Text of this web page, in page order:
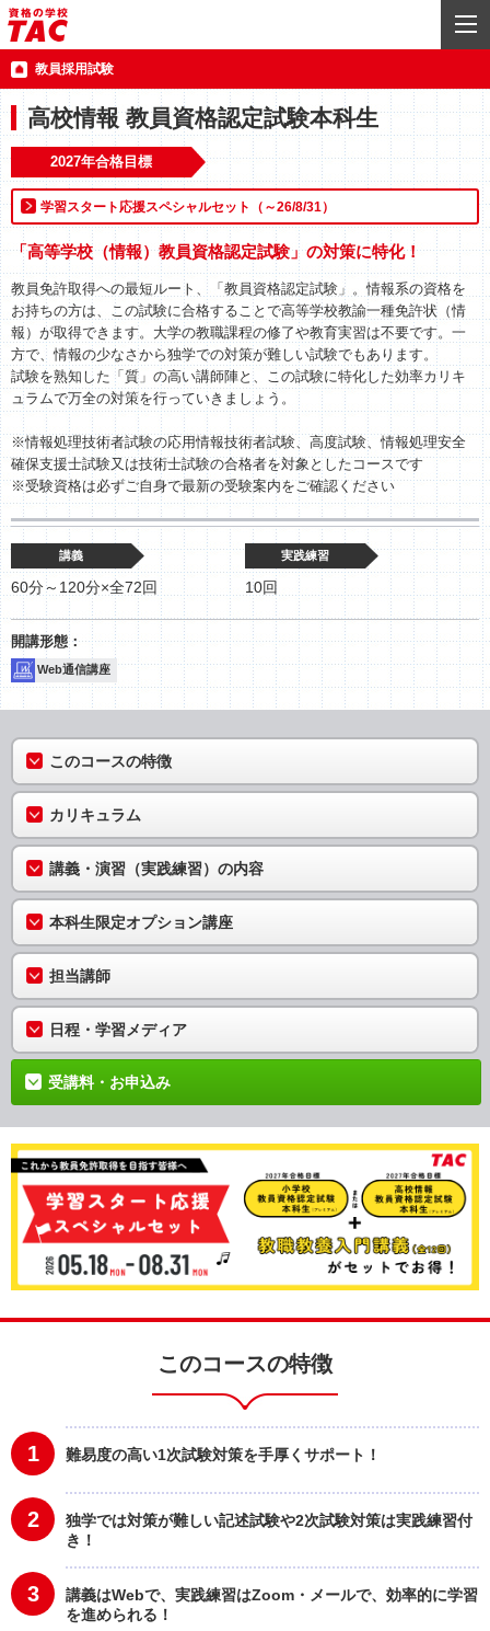
教員採用試験
高校情報 教員資格認定試験本科生
2027年合格目標
学習スタート応援スペシャルセット（～26/8/31）
「高等学校（情報）教員資格認定試験」の対策に特化！
教員免許取得への最短ルート、「教員資格認定試験」。情報系の資格を
お持ちの方は、この試験に合格することで高等学校教諭一種免許状（情
報）が取得できます。大学の教職課程の修了や教育実習は不要です。一
方で、情報の少なさから独学での対策が難しい試験でもあります。
試験を熟知した「質」の高い講師陣と、この試験に特化した効率カリキ
ュラムで万全の対策を行っていきましょう。
※情報処理技術者試験の応用情報技術者試験、高度試験、情報処理安全
確保支援士試験又は技術士試験の合格者を対象としたコースです
※受験資格は必ずご自身で最新の受験案内をご確認ください
講義
60分～120分×全72回
実践練習
10回
Web通信講座
このコースの特徴
カリキュラム
講義・演習（実践練習）の内容
本科生限定オプション講座
担当講師
日程・学習メディア
受講料・お申込み
このコースの特徴
1 難易度の高い1次試験対策を手厚くサポート！
2
独学では対策が難しい記述試験や2次試験対策は実践練習付
き！
3
講義はWebで、実践練習はZoom・メールで、効率的に学習
を進められる！